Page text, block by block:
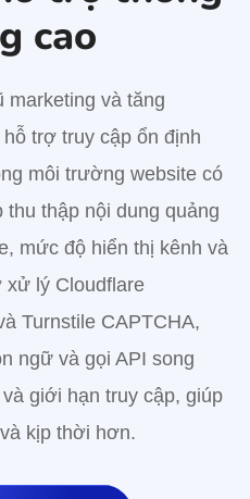
cao
và tăng
trợ truy cập ổn định
môi trường website có
thập nội dung quảng
mức độ hiển thị kênh và
lý Cloudflare
Turnstile CAPTCHA,
ngữ và gọi API song
giới hạn truy cập, giúp
kịp thời hơn.